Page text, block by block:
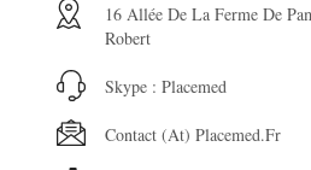
16 Allée De La Ferme De
Robert
Skype : Placemed
Contact (at) Placemed.fr